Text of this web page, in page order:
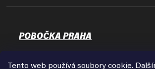
Tento web používá soubory cookie.
POBOČKA PRAHA
17000 Praha - Holešovice